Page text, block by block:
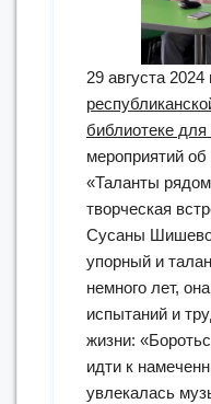
29 августа
библиотеке
мероприятий
«Таланты
творческая
Сусаны
упорный и
немного лет,
испытаний и
жизни:
идти к
увлекалась